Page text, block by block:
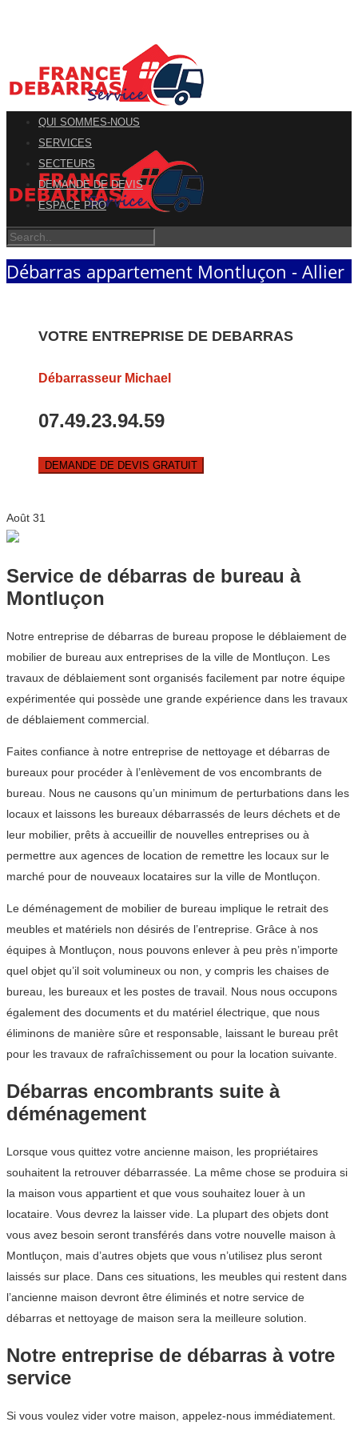
QUI SOMMES-NOUS
SERVICES
SECTEURS
DEMANDE DE DEVIS
ESPACE PRO
Débarras appartement Montluçon - Allier
VOTRE ENTREPRISE DE DEBARRAS
Débarrasseur Michael
07.49.23.94.59
DEMANDE DE DEVIS GRATUIT
Août 31
Service de débarras de bureau à
Montluçon
Notre entreprise de débarras de bureau propose le déblaiement de
mobilier de bureau aux entreprises de la ville de Montluçon. Les
travaux de déblaiement sont organisés facilement par notre équipe
expérimentée qui possède une grande expérience dans les travaux
de déblaiement commercial.
Faites confiance à notre entreprise de nettoyage et débarras de
bureaux pour procéder à l’enlèvement de vos encombrants de
bureau. Nous ne causons qu’un minimum de perturbations dans les
locaux et laissons les bureaux débarrassés de leurs déchets et de
leur mobilier, prêts à accueillir de nouvelles entreprises ou à
permettre aux agences de location de remettre les locaux sur le
marché pour de nouveaux locataires sur la ville de Montluçon.
Le déménagement de mobilier de bureau implique le retrait des
meubles et matériels non désirés de l’entreprise. Grâce à nos
équipes à Montluçon, nous pouvons enlever à peu près n’importe
quel objet qu’il soit volumineux ou non, y compris les chaises de
bureau, les bureaux et les postes de travail. Nous nous occupons
également des documents et du matériel électrique, que nous
éliminons de manière sûre et responsable, laissant le bureau prêt
pour les travaux de rafraîchissement ou pour la location suivante.
Débarras encombrants suite à
déménagement
Lorsque vous quittez votre ancienne maison, les propriétaires
souhaitent la retrouver débarrassée. La même chose se produira si
la maison vous appartient et que vous souhaitez louer à un
locataire. Vous devrez la laisser vide. La plupart des objets dont
vous avez besoin seront transférés dans votre nouvelle maison à
Montluçon, mais d’autres objets que vous n’utilisez plus seront
laissés sur place. Dans ces situations, les meubles qui restent dans
l’ancienne maison devront être éliminés et notre service de
débarras et nettoyage de maison sera la meilleure solution.
Notre entreprise de débarras à votre
service
Si vous voulez vider votre maison, appelez-nous immédiatement.